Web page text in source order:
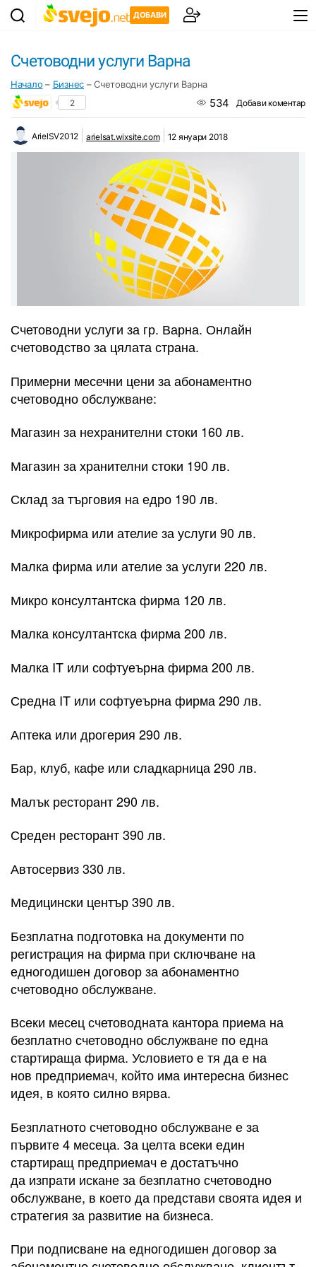
ДОБАВИ
Счетоводни услуги Варна
Начало – Бизнес–Счетоводни услуги Варна
2 534 Добави коментар
ArielSV2012 arielsat.wixsite.com 12 януари 2018
Счетоводни услуги за гр. Варна. Онлайн
счетоводство за цялата страна.
Примерни месечни цени за абонаментно
счетоводно обслужване:
Магазин за нехранителни стоки 160 лв.
Магазин за хранителни стоки 190 лв.
Склад за търговия на едро 190 лв.
Микрофирма или ателие за услуги 90 лв.
Малка фирма или ателие за услуги 220 лв.
Микро консултантска фирма 120 лв.
Малка консултантска фирма 200 лв.
Малка IT или софтуеърна фирма 200 лв.
Средна IT или софтуеърна фирма 290 лв.
Аптека или дрогерия 290 лв.
Бар, клуб, кафе или сладкарница 290 лв.
Малък ресторант 290 лв.
Среден ресторант 390 лв.
Автосервиз 330 лв.
Медицински център 390 лв.
Безплатна подготовка на документи по
регистрация на фирма при сключване на
едногодишен договор за абонаментно
счетоводно обслужване.
Всеки месец счетоводната кантора приема на
безплатно счетоводно обслужване по една
стартираща фирма. Условието е тя да е на
нов предприемач, който има интересна бизнес
идея, в която силно вярва.
Безплатното счетоводно обслужване е за
първите 4 месеца. За целта всеки един
стартиращ предприемач е достатъчно
да изпрати искане за безплатно счетоводно
обслужване, в което да представи своята идея и
стратегия за развитие на бизнеса.
При подписване на едногодишен договор за